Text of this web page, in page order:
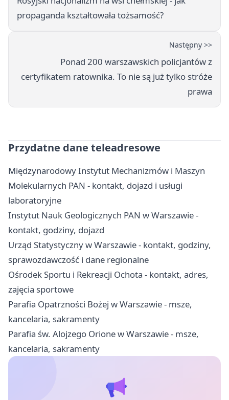
propaganda kształtowała tożsamość?
Następny >>
Ponad 200 warszawskich policjantów z
certyfikatem ratownika. To nie są już tylko stróże
prawa
Przydatne dane teleadresowe
Międzynarodowy Instytut Mechanizmów i Maszyn
Molekularnych PAN - kontakt, dojazd i usługi
laboratoryjne
Instytut Nauk Geologicznych PAN w Warszawie -
kontakt, godziny, dojazd
Urząd Statystyczny w Warszawie - kontakt, godziny,
sprawozdawczość i dane regionalne
Ośrodek Sportu i Rekreacji Ochota - kontakt, adres,
zajęcia sportowe
Parafia Opatrzności Bożej w Warszawie - msze,
kancelaria, sakramenty
Parafia św. Alojzego Orione w Warszawie - msze,
kancelaria, sakramenty